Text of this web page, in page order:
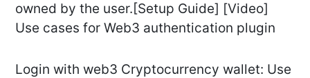
owned by the user.[Setup Guide] [Video]
Use cases for Web3 authentication plugin
Login with web3 Cryptocurrency wallet: Use